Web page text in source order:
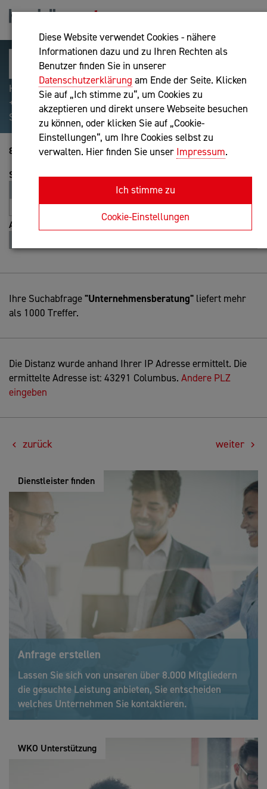
Diese Website verwendet Cookies - nähere
Informationen dazu und zu Ihren Rechten als
Benutzer finden Sie in unserer
Datenschutzerklärung am Ende der Seite. Klicken
Sie auf „Ich stimme zu“, um Cookies zu
akzeptieren und direkt unsere Webseite besuchen
zu können, oder klicken Sie auf „Cookie-
Einstellungen“, um Ihre Cookies selbst zu
verwalten. Hier finden Sie unser Impressum.
Ich stimme zu
Cookie-Einstellungen
Hilfreiche Suchparameter: Begriff einschließen:
+webshop, Begriff ausschließen: -webshop, Exakter
Suchbegriff: "internet of things"
8861-8880 von 8946
Sortierung
Entfernung
A-Z
Z-A
Ansicht
Ihre Suchabfrage"Unternehmensberatung" liefert mehr
als 1000 Treffer.
Die Distanz wurde anhand Ihrer IP Adresse ermittelt. Die
ermittelte Adresse ist: 43291 Columbus. Andere PLZ
eingeben
zurück weiter
Dienstleister finden
Anfrage erstellen
Lassen Sie sich von unseren über 8.000 Mitgliedern
die gesuchte Leistung anbieten, Sie entscheiden
welches Unternehmen Sie kontaktieren.
WKO Unterstützung